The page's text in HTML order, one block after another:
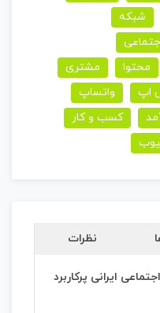
شبکه
محتوا
مشتری
اپ
واتساپ
کسب و کار
نظرات
ایرانی پرکاربرد